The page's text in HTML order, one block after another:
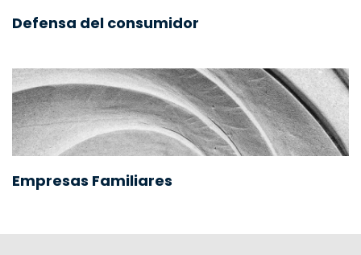
Defensa del consumidor
Empresas Familiares